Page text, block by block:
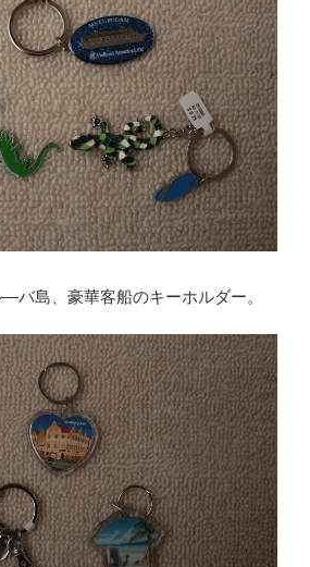
バ島、豪華客船のキーホルダー。